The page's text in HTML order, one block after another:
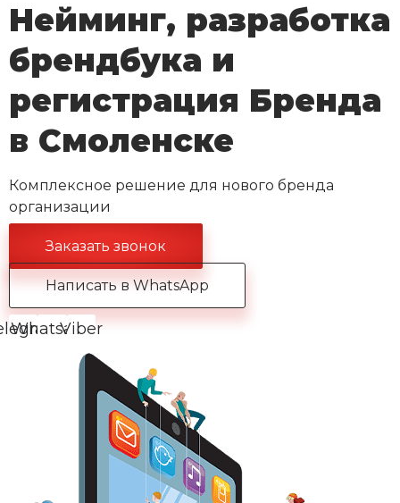
Нейминг, разработка
брендбука и
регистрация Бренда
в Смоленске
Комплексное решение для нового бренда
организации
Заказать звонок
Написать в WhatsApp
Whatsapp
Viber